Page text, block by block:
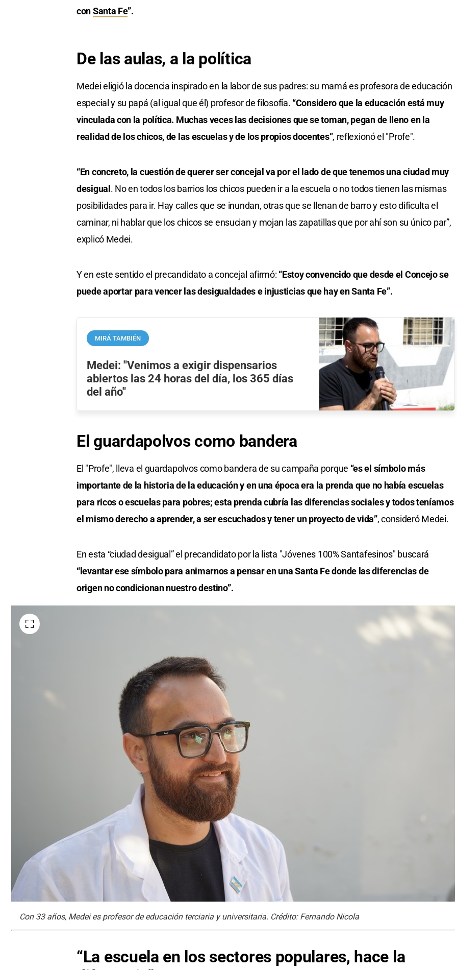
conSanta Fe”.
De las aulas, a la política
Medei eligió la docencia inspirado en la labor de sus padres: su mamá es profesora de educación
especial y su papá (al igual que él) profesor de filosofía. “Considero que la educación está muy
vinculada con la política. Muchas veces las decisiones que se toman, pegan de lleno en la
realidad de los chicos, de las escuelas y de los propios docentes”, reflexionó el "Profe".
“En concreto, la cuestión de querer ser concejal va por el lado de que tenemos una ciudad muy
desigual . No en todos los barrios los chicos pueden ir a la escuela o no todos tienen las mismas
posibilidades para ir. Hay calles que se inundan, otras que se llenan de barro y esto dificulta el
caminar, ni hablar que los chicos se ensucian y mojan las zapatillas que por ahí son su único par”,
explicó Medei.
Y en este sentido el precandidato a concejal afirmó: “Estoy convencido que desde el Concejo se
puede aportar para vencer las desigualdades e injusticias que hay en Santa Fe”.
MIRÁ TAMBIÉN
Medei: "Venimos a exigir dispensarios
abiertos las 24 horas del día, los 365 días
del año"
El guardapolvos como bandera
El "Profe", lleva el guardapolvos como bandera de su campaña porque “es el símbolo más
importante de la historia de la educación y en una época era la prenda que no había escuelas
para ricos o escuelas para pobres; esta prenda cubría las diferencias sociales y todos teníamos
el mismo derecho a aprender, a ser escuchados y tener un proyecto de vida”, consideró Medei.
En esta “ciudad desigual” el precandidato por la lista "Jóvenes 100% Santafesinos" buscará
“levantar ese símbolo para animarnos a pensar en una Santa Fe donde las diferencias de
origen no condicionan nuestro destino”.
Con 33 años, Medei es profesor de educación terciaria y universitaria. Crédito: Fernando Nicola
“La escuela en los sectores populares, hace la